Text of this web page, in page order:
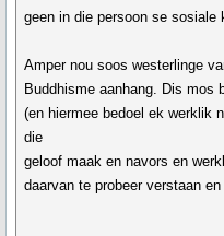
geen in die persoon se sosiale
Amper nou soos westerlinge
Buddhisme aanhang. Dis mos
(en hiermee bedoel ek werklik
die
geloof maak en navors en
daarvan te probeer verstaan